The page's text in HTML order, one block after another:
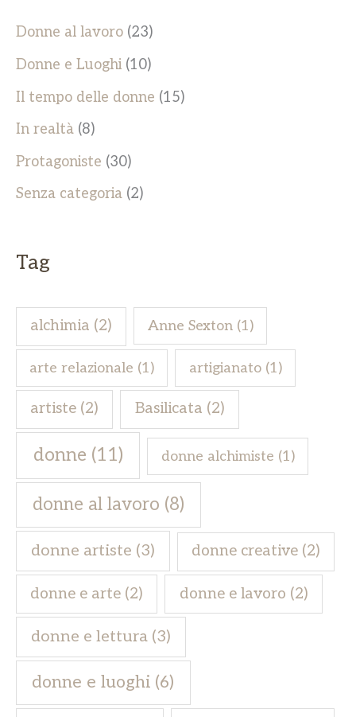
Donne al lavoro (23)
Donne e Luoghi (10)
Il tempo delle donne (15)
In realtà (8)
Protagoniste (30)
Senza categoria (2)
Tag
alchimia (2) Anne Sexton(1)
arte relazionale (1) artigianato(1)
artiste (2) Basilicata (2)
donne (11) donne alchimiste (1)
donne al lavoro (8)
donne artiste (3) donne creative (2)
donne e arte (2) donne e lavoro (2)
donne e lettura(3)
donne e luoghi (6)